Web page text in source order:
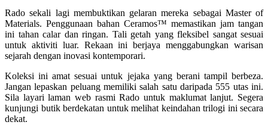
Rado sekali lagi membuktikan gelaran mereka sebagai Master of
Materials. Penggunaan bahan Ceramos™ memastikan jam tangan
ini tahan calar dan ringan. Tali getah yang fleksibel sangat sesuai
untuk aktiviti luar. Rekaan ini berjaya menggabungkan warisan
sejarah dengan inovasi kontemporari.
Koleksi ini amat sesuai untuk jejaka yang berani tampil berbeza.
Jangan lepaskan peluang memiliki salah satu daripada 555 utas ini.
Sila layari laman web rasmi Rado untuk maklumat lanjut. Segera
kunjungi butik berdekatan untuk melihat keindahan trilogi ini secara
dekat.